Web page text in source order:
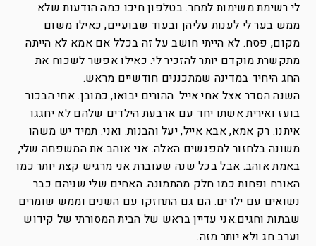
לי רשימת משימות למחר. בטלפון חיכו כמה הודעות שלא
ממש בער לי לענות עליהן ובעוד שבועיים, כאילו משום
מקום, פסח. לא הייתי חושב על זה בכלל אם אמא לא הייתה
מתקשרת מוקדם יותר להזכיר לי. כאילו אפשר לשכוח את
החג היחיד במדינה שמתכננים חודשיים מראש.
השנה הסדר אצל אחי אייל. ההורים יבואו, כמובן. אחי הבכור
בועז ואירית אשתו יחד עם ארבעת הילדים שלהם לא יחגגו
איתנו. רק אמא, אבא אייל, יעל והבנות. ואני. תמיד יש משהו
משונה בלחזור למפגשים האלה. אני אוהב את המשפחה שלי,
באמת אוהב. אבל בכל שנה שעוברת אני מרגיש קצת יותר כמו
האורח ופחות כמו חלק מהתמונה. האחים שלי שניהם כבר
נשואים עם ילדים. הם גם התחזקו עם השנים וממש שומרים
שבתות וחגים.אני עדיין בראש של הבית המסורתי של קידוש
וערב חג ולא יותר מזה.